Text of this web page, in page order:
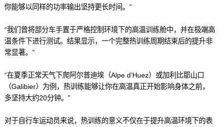
你能够以同样的功率输出坚持更长时间。”
“我们曾将部分车手置于严格控制环境下的高温训练舱中，并在极端高
温条件下进行测试。结果显示，一个完整热训练周期结束后的提升非
常显著。”
“在夏季正常天气下爬阿尔普迪埃（Alpe d’Huez）或加利比耶山口
（Galibier）为例，热训练能够让你在高温真正开始影响身体之前，
多坚持大约20分钟。”
对于自行车运动员来说，热训练的意义不仅在于提升高温环境下的表